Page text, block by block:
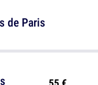
de Paris